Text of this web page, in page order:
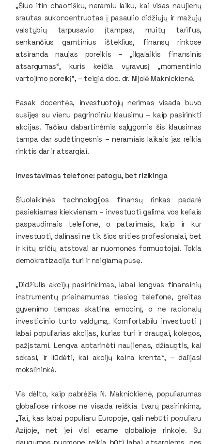
„Šiuo itin chaotišku, neramiu laiku, kai visas naujienų
srautas sukoncentruotas į pasaulio didžiųjų ir mažųjų
valstybių tarpusavio įtampas, muitų tarifus,
senkančius gamtinius išteklius, finansų rinkose
atsiranda naujas poreikis – „ilgalaikis finansinis
atsargumas“, kuris keičia vyravusį „momentinio
vartojimo poreikį“, – teigia doc. dr. Nijolė Maknickienė.
Pasak docentės, investuotojų nerimas visada buvo
susijęs su vienu pagrindiniu klausimu – kaip pasirinkti
akcijas. Tačiau dabartinėmis sąlygomis šis klausimas
tampa dar sudėtingesnis – neramiais laikais jas reikia
rinktis dar ir atsargiai.
Investavimas telefone: patogu, bet rizikinga
Šiuolaikinės technologijos finansų rinkas padarė
pasiekiamas kiekvienam – investuoti galima vos keliais
paspaudimais telefone, o patarimais, kaip ir kur
investuoti, dalinasi ne tik šios srities profesionalai, bet
ir kitų sričių atstovai ar nuomonės formuotojai. Tokia
demokratizacija turi ir neigiamą pusę.
„Didžiulis akcijų pasirinkimas, labai lengvas finansinių
instrumentų prieinamumas tiesiog telefone, greitas
gyvenimo tempas skatina emocinį, o ne racionalų
investicinio turto valdymą. Komfortabilu investuoti į
labai populiarias akcijas, kurias turi ir draugai, kolegos,
pažįstami. Lengva aptarinėti naujienas, džiaugtis, kai
sekasi, ir liūdėti, kai akcijų kaina krenta“, – dalijasi
mokslininkė.
Vis dėlto, kaip pabrėžia N. Maknickienė, populiarumas
globaliose rinkose ne visada reiškia tvarų pasirinkimą.
„Tai, kas labai populiaru Europoje, gali nebūti populiaru
Azijoje, net jei visi esame globalioje rinkoje. Su